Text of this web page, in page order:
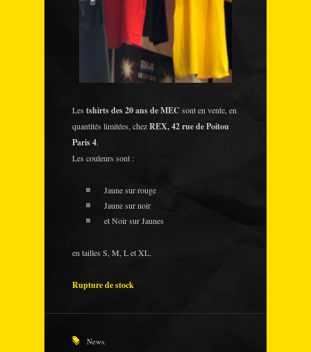
Les tshirts des 20 ans de MEC sont en vente, en
quantités limitées, chezREX, 42 rue de Poitou
Paris 4.
Les couleurs sont :
Jaune sur rouge
Jaune sur noir
et Noir sur Jaunes
en tailles S, M, L et XL.
Rupture de stock
News,